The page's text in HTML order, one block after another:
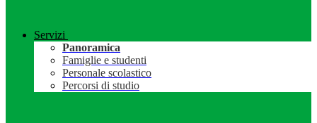
Servizi
Panoramica
Famiglie e studenti
Personale scolastico
Percorsi di studio